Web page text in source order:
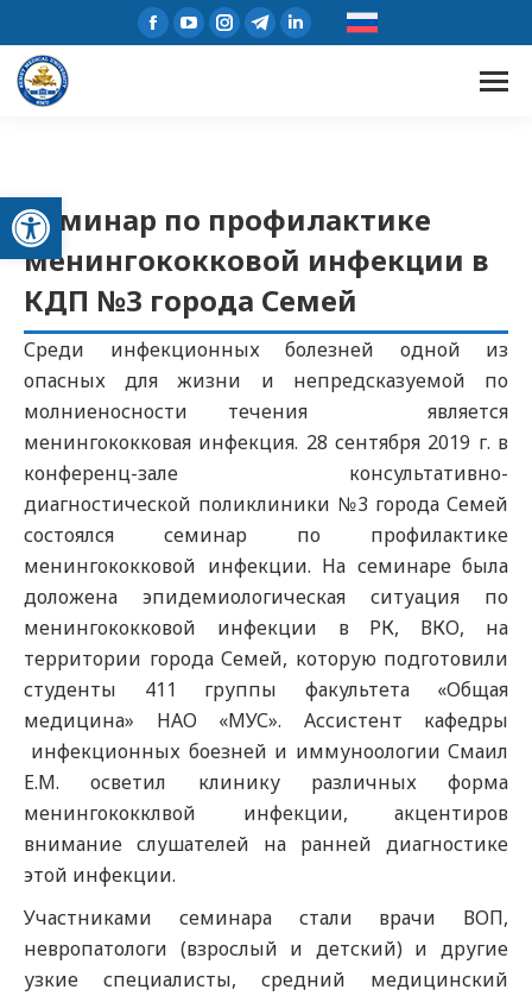
Открыть панель инструментов
Семинар по профилактике
менингококковой инфекции в
КДП №3 города Семей
Среди инфекционных болезней одной из
опасных для жизни и непредсказуемой по
молниеносности течения является
менингококковая инфекция. 28 сентября 2019 г. в
конференц-зале консультативно-
диагностической поликлиники №3 города Семей
состоялся семинар по профилактике
менингококковой инфекции. На семинаре была
доложена эпидемиологическая ситуация по
менингококковой инфекции в РК, ВКО, на
территории города Семей, которую подготовили
студенты 411 группы факультета «Общая
медицина» НАО «МУС». Ассистент кафедры
инфекционных боезней и иммуноологии Смаил
Е.М. осветил клинику различных форма
менингококклвой инфекции, акцентиров
внимание слушателей на ранней диагностике
этой инфекции.
Участниками семинара стали врачи ВОП,
невропатологи (взрослый и детский) и другие
узкие специалисты, средний медицинский